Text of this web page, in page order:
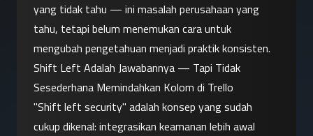
yang tidak tahu — ini masalah perusahaan yang
tahu, tetapi belum menemukan cara untuk
mengubah pengetahuan menjadi praktik konsisten.
Shift Left Adalah Jawabannya — Tapi Tidak
Sesederhana Memindahkan Kolom di Trello
"Shift left security" adalah konsep yang sudah
cukup dikenal: integrasikan keamanan lebih awal